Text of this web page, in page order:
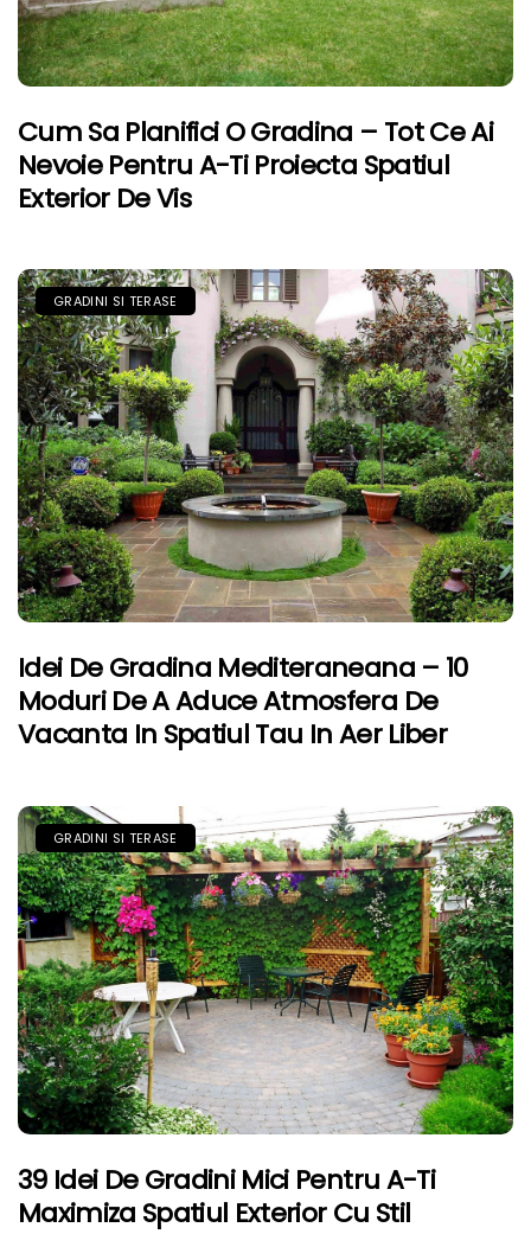
Cum Sa Planifici O Gradina – Tot Ce Ai
Nevoie Pentru A-Ti Proiecta Spatiul
Exterior De Vis
GRADINI SI TERASE
Idei De Gradina Mediteraneana – 10
Moduri De A Aduce Atmosfera De
Vacanta In Spatiul Tau In Aer Liber
GRADINI SI TERASE
39 Idei De Gradini Mici Pentru A-Ti
Maximiza Spatiul Exterior Cu Stil